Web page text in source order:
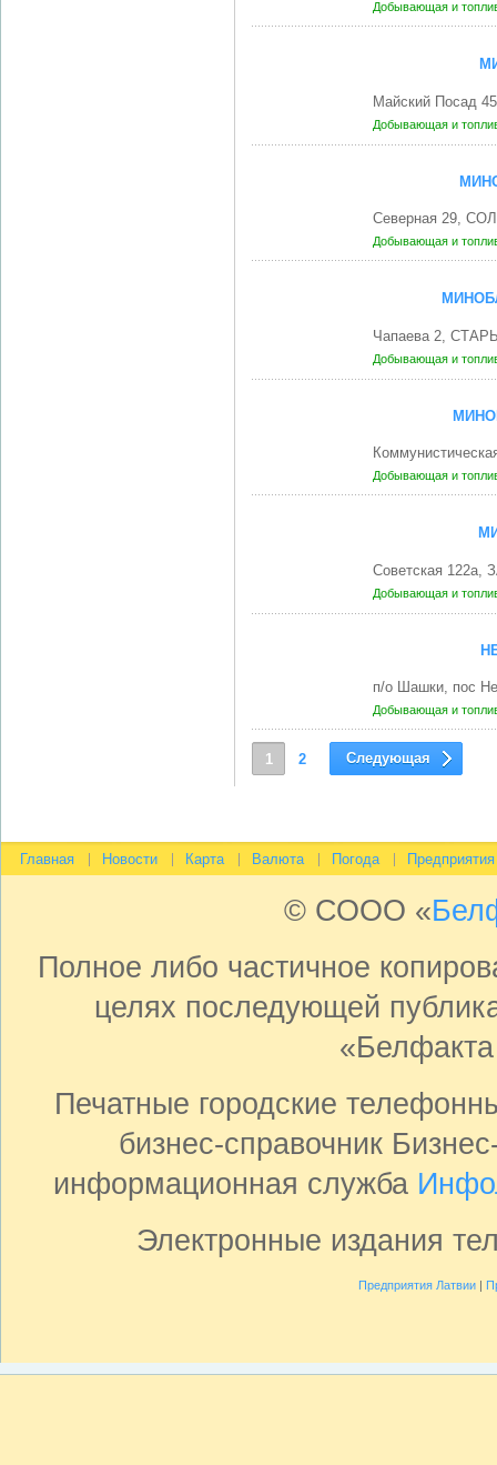
Добывающая и
Майский Посад
Добывающая и
Северная 29,
Добывающая и
Чапаева 2,
Добывающая и
Добывающая и
Советская 122а,
Добывающая и
п/о Шашки, пос
Добывающая и
1 2 Следующая
Главная Новости Карта Валюта Погода Предприятия
© СООО «
Полное либо частичное
целях последующей
Печатные городские
бизнес-справочник
информационная служба
Электронные издания
Предприятия Латвии|